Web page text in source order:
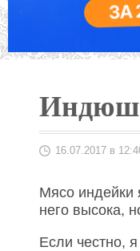
16.07.2017 в
Мясо индейки
него высока,
Если честно,